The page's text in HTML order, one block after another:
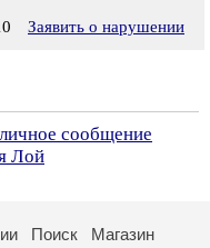
Заявить о нарушении
сообщение
Лой
Поиск
Магазин